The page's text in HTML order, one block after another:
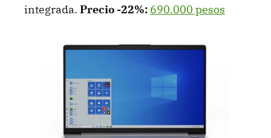
integrada. Precio -22%: 690.000 pesos